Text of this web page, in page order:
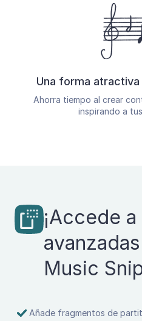
Una forma
Ahorra tiempo al crear
inspirando a
¡Accede
Music
Añade fragmentos de